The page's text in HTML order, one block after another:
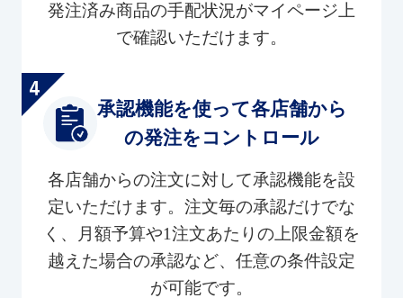
発注済み商品の手配状況がマイページ上
で確認いただけます。
承認機能を使って各店舗から
の発注をコントロール
各店舗からの注文に対して承認機能を設
定いただけます。注文毎の承認だけでな
く、月額予算や1注文あたりの上限金額を
越えた場合の承認など、任意の条件設定
が可能です。